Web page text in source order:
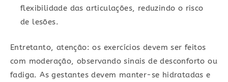
flexibilidade das articulações, reduzindo o risco
de lesões.
Entretanto, atenção: os exercícios devem ser feitos
com moderação, observando sinais de desconforto ou
fadiga. As gestantes devem manter-se hidratadas e